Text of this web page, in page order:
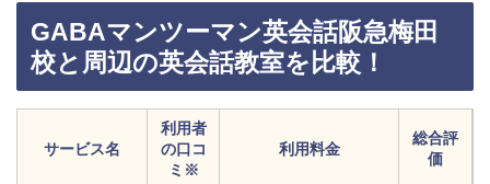
GABAマンツーマン英会話阪急梅田
校と周辺の英会話教室を比較！
サービス名
利用者
の口コ
ミ※
利用料金
総合評
価